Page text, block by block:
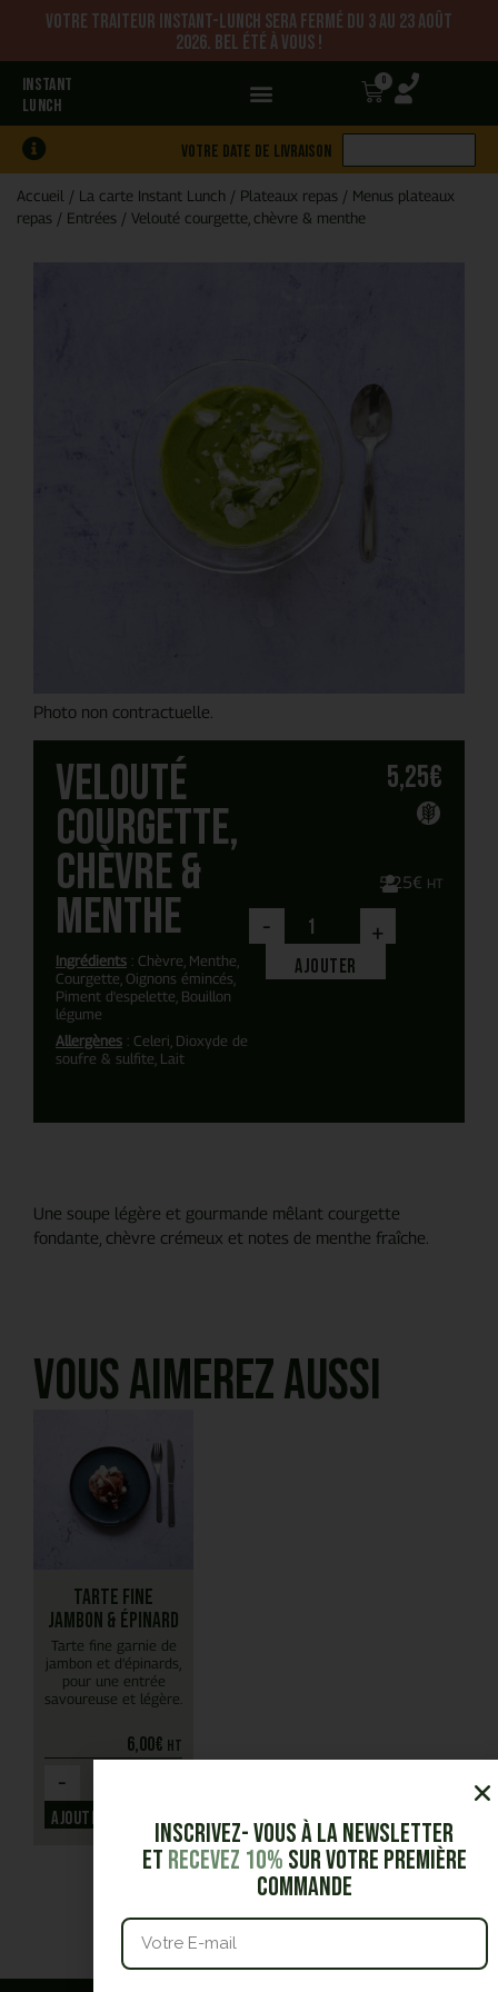
Votre traiteur Instant-Lunch sera fermé du 3 au 23 août
2026. Bel été à vous !
INSTANT
LUNCH
0
Votre date de livraison
Accueil / La carte Instant Lunch / Plateaux repas / Menus plateaux
repas / Entrées / Velouté courgette, chèvre & menthe
Photo non contractuelle.
Velouté
courgette,
chèvre &
menthe
Ingrédients : Chèvre, Menthe,
Courgette, Oignons émincés,
Piment d'espelette, Bouillon
légume
Allergènes : Celeri, Dioxyde de
soufre & sulfite, Lait
5,25€
5,25€ HT
- +
Ajouter
Une soupe légère et gourmande mêlant courgette
fondante, chèvre crémeux et notes de menthe fraîche.
Vous aimerez aussi
Tarte fine
jambon & épinard
Tarte fine garnie de
jambon et d’épinards,
pour une entrée
savoureuse et légère.
6,00€ HT
-
Ajouter
Inscrivez- vous à la Newsletter
et Recevez 10% sur votre première
commande